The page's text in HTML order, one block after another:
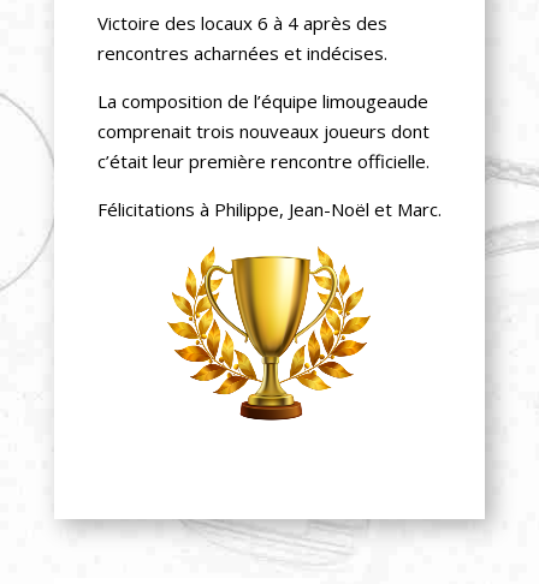
Victoire des locaux 6 à 4 après des
rencontres acharnées et indécises.
La composition de l’équipe limougeaude
comprenait trois nouveaux joueurs dont
c’était leur première rencontre officielle.
Félicitations à Philippe, Jean-Noël et Marc.